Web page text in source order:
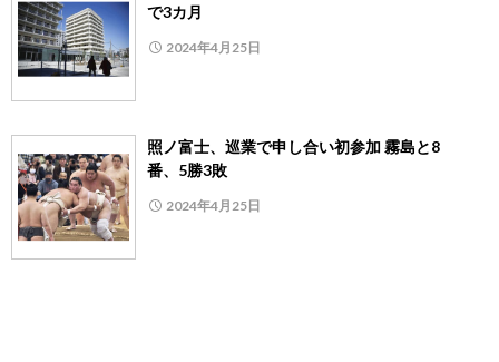
で3カ月
2024年4月25日
照ノ富士、巡業で申し合い初参加 霧島と8
番、5勝3敗
2024年4月25日